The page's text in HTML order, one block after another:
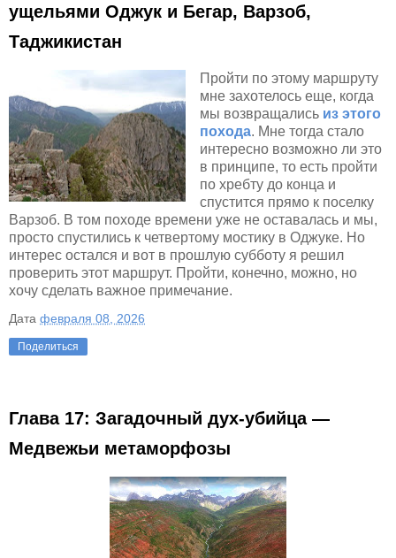
ущельями Оджук и Бегар, Варзоб,
Таджикистан
Пройти по этому маршруту
мне захотелось еще, когда
мы возвращались из этого
похода. Мне тогда стало
интересно возможно ли это
в принципе, то есть пройти
по хребту до конца и
спустится прямо к поселку
Варзоб. В том походе времени уже не оставалась и мы,
просто спустились к четвертому мостику в Оджуке. Но
интерес остался и вот в прошлую субботу я решил
проверить этот маршрут. Пройти, конечно, можно, но
хочу сделать важное примечание.
Дата февраля 08, 2026
Поделиться
Глава 17: Загадочный дух-убийца —
Медвежьи метаморфозы